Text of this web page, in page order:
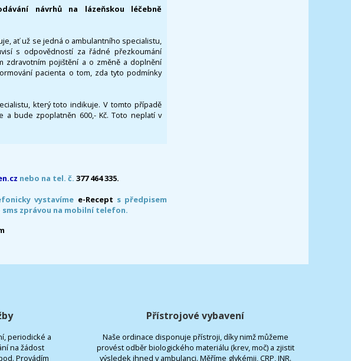
návrhů na lázeňskou léčebně
ať už se jedná o ambulantního specialistu,
s odpovědností za řádné přezkoumání
zdravotním pojištění a o změně a doplnění
pacienta o tom, zda tyto podmínky
který toto indikuje. V tomto případě
bude zpoplatněn 600,- Kč. Toto neplatí v
nebo na tel. č. 377 464 335.
vystavíme e-Recept s předpisem
sms zprávou na mobilní telefon.
periodické a
na žádost
Provádím
Přístrojové vybavení
Naše ordinace disponuje přístroji, díky nimž můžeme
provést odběr biologického materiálu (krev, moč) a zjistit
výsledek ihned v ambulanci. Měříme glykémii, CRP, INR.